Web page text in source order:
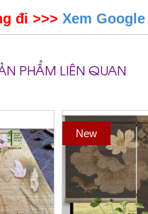
đi >>> Xem
PHẨM LIÊN QUAN
New